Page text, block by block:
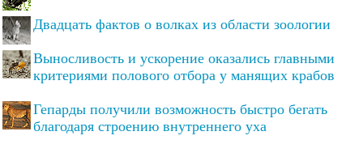
Двадцать фактов о волках из области зоологии
Выносливость и ускорение оказались главными
критериями полового отбора у манящих крабов
Гепарды получили возможность быстро бегать
благодаря строению внутреннего уха